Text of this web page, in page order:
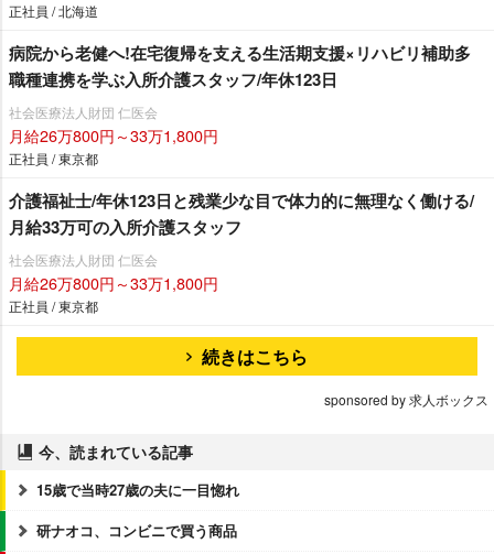
正社員 / 北海道
病院から老健へ!在宅復帰を支える生活期支援×リハビリ補助多
職種連携を学ぶ入所介護スタッフ/年休123日
社会医療法人財団 仁医会
月給26万800円～33万1,800円
正社員 / 東京都
介護福祉士/年休123日と残業少な目で体力的に無理なく働ける/
月給33万可の入所介護スタッフ
社会医療法人財団 仁医会
月給26万800円～33万1,800円
正社員 / 東京都
続きはこちら
sponsored by 求人ボックス
今、読まれている記事
15歳で当時27歳の夫に一目惚れ
研ナオコ、コンビニで買う商品